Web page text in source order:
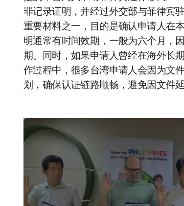
罪记录证明，并经过外交部与菲律宾
重要材料之一，目的是确认申请人在
明通常有时间效期，一般为六个月，
期。同时，如果申请人曾经在海外长
作过程中，很多台湾申请人会因为文
划，确保认证链路顺畅，避免因文件